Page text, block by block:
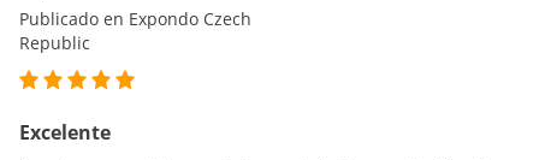
Publicado en Expondo Czech
Republic
Excelente